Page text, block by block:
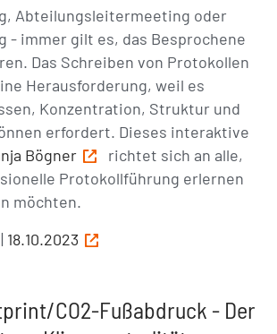
Abteilungsleitermeeting oder
- immer gilt es, das Besprochene
Das Schreiben von Protokollen
Herausforderung, weil es
Konzentration, Struktur und
erfordert. Dieses interaktive
Bögner
richtet sich an alle,
Protokollführung erlernen
möchten.
| 18.10.2023
CO2-Fußabdruck - Der